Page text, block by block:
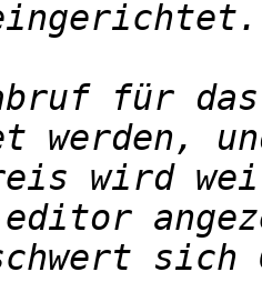
für
werden,
wird
sich